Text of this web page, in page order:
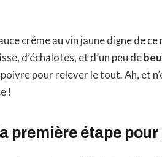
créme au vin jaune digne de
d’échalotes, et d’un peu de
pour relever le tout. Ah, et
!
première étape